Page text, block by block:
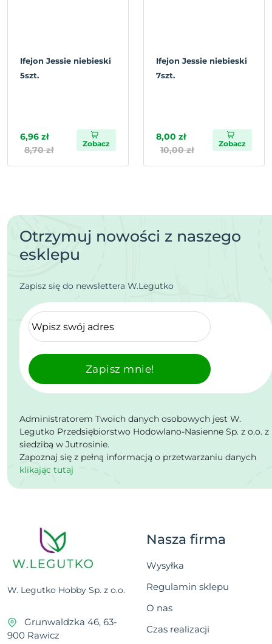
Ifejon Jessie niebieski
5szt.
6,96 zł
8,70 zł
Zobacz
Ifejon Jessie niebieski
7szt.
8,00 zł
10,00 zł
Zobacz
Otrzymuj nowości z naszego
esklepu
Zapisz się do newslettera W.Legutko
Zapisz mnie!
Administratorem Twoich danych osobowych jest W.
Legutko Przedsiębiorstwo Hodowlano-Nasienne Sp. z o.o. z
siedzibą w Jutrosinie.
Zapoznaj się z pełną informacją o przetwarzaniu danych
klikając tutaj
W. Legutko Hobby Sp. z o.o.
Grunwaldzka 46, 63-
900 Rawicz
Nasza firma
Wysyłka
Regulamin sklepu
O nas
Czas realizacji